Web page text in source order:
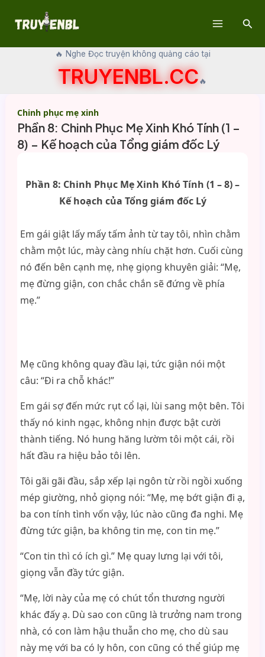
🔥 Nghe Đọc truyện không quảng cáo tại
TRUYENBL.CC🔥
Chinh phục mẹ xinh
Phần 8: Chinh Phục Mẹ Xinh Khó Tính (1 –
8) – Kế hoạch của Tổng giám đốc Lý
Phần 8: Chinh Phục Mẹ Xinh Khó Tính (1 – 8) –
Kế hoạch của Tổng giám đốc Lý
Em gái giật lấy mấy tấm ảnh từ tay tôi, nhìn chằm
chằm một lúc, mày càng nhíu chặt hơn. Cuối cùng
nó đến bên cạnh mẹ, nhẹ giọng khuyên giải: “Mẹ,
mẹ đừng giận, con chắc chắn sẽ đứng về phía
mẹ.”
Mẹ cũng không quay đầu lại, tức giận nói một
câu: “Đi ra chỗ khác!”
Em gái sợ đến mức rụt cổ lại, lùi sang một bên. Tôi
thấy nó kinh ngạc, không nhịn được bật cười
thành tiếng. Nó hung hăng lườm tôi một cái, rồi
hất đầu ra hiệu bảo tôi lên.
Tôi gãi gãi đầu, sắp xếp lại ngôn từ rồi ngồi xuống
mép giường, nhỏ giọng nói: “Mẹ, mẹ bớt giận đi ạ,
ba con tính tình vốn vậy, lúc nào cũng đa nghi. Mẹ
đừng tức giận, ba không tin mẹ, con tin mẹ.”
“Con tin thì có ích gì.” Mẹ quay lưng lại với tôi,
giọng vẫn đầy tức giận.
“Mẹ, lời này của mẹ có chút tổn thương người
khác đấy ạ. Dù sao con cũng là trưởng nam trong
nhà, có con làm hậu thuẫn cho mẹ, cho dù sau
này mẹ với ba có ly hôn, con cũng có thể giúp mẹ